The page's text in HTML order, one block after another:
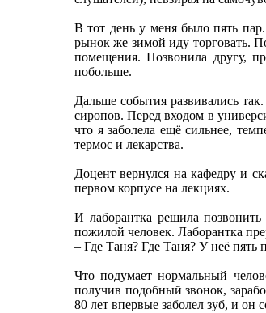
В тот день у меня было пять
рынок же зимой иду торговать.
помещения. Позвонила другу,
побольше.
Дальше события развивались
сиропов. Перед входом в
что я заболела ещё сильнее,
термос и лекарства.
Доцент вернулся на кафедру и
первом корпусе на лекциях.
И лаборантка решила
пожилой человек. Лаборантка
– Где Таня? Где Таня? У неё
Что подумает нормальный
получив подобный звонок,
80 лет впервые заболел зуб, и он